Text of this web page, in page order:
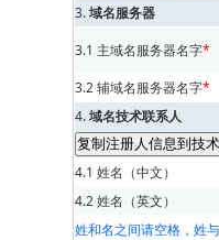
3.域名服务器
3.1 主域名服务器名字*
3.2 辅域名服务器名字*
4.域名技术联系人
4.1 姓名（中文）
4.2 姓名（英文）
姓和名之间请空格，姓